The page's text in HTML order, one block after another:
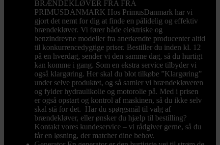
BRÆNDEKLØVER FRA FRA
PRIMUSDANMARK Hos PrimusDanmark har vi
gjort det nemt for dig at finde en pålidelig og effektiv
brændekløver. Vi fører både elektriske og
benzindrevne modeller fra anerkendte producenter altid
til konkurrencedygtige priser. Bestiller du inden kl. 12
på en hverdag, sender vi den samme dag, så du hurtigt
kan komme i gang. Som en ekstra service tilbyder vi
også klargøring. Her skal du blot tilkøbe ”Klargøring”
under selve produktet, og så samler vi brændekløveren
og fylder hydraulikolie og motorolie på. Med i prisen
er også opstart og kontrol af maskinen, så du ikke selv
skal stå for det. Har du spørgsmål til valg af
brændekløver, eller ønsker du hjælp til bestilling?
Kontakt vores kundeservice – vi rådgiver gerne, så du
får en løsning, der matcher dine behov.